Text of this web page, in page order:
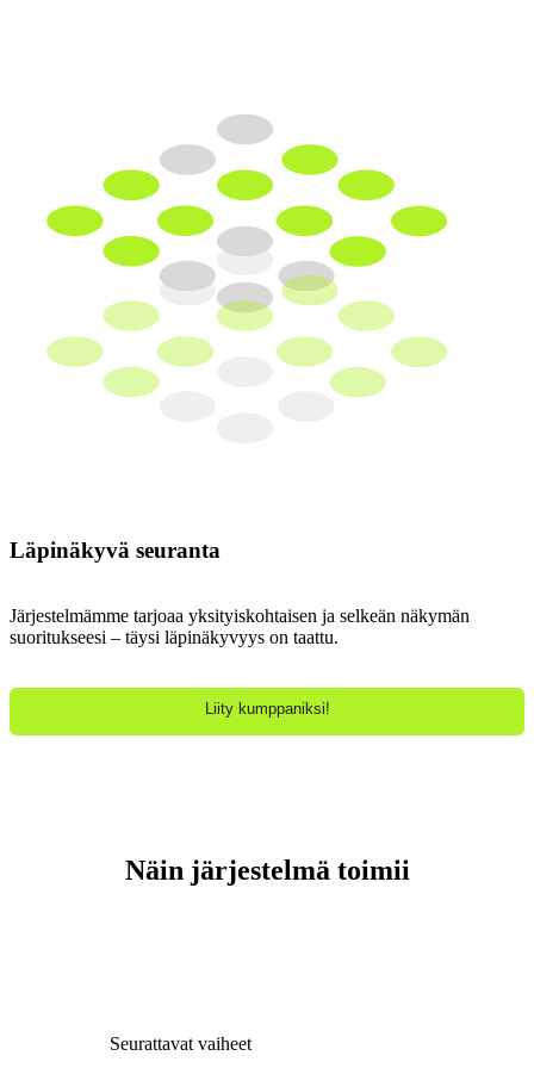
Läpinäkyvä seuranta
Järjestelmämme tarjoaa yksityiskohtaisen ja selkeän näkymän
suoritukseesi – täysi läpinäkyvyys on taattu.
Liity kumppaniksi!
Näin järjestelmä toimii
Seurattavat vaiheet